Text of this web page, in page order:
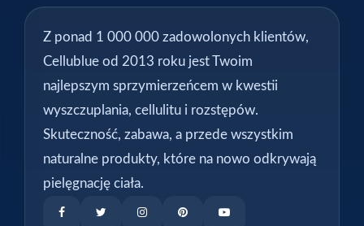
Z ponad 1 000 000 zadowolonych klientów,
Cellublue od 2013 roku jest Twoim
najlepszym sprzymierzeńcem w kwestii
wyszczuplania, cellulitu i rozstępów.
Skuteczność, zabawa, a przede wszystkim
naturalne produkty, które na nowo odkrywają
pielęgnację ciała.